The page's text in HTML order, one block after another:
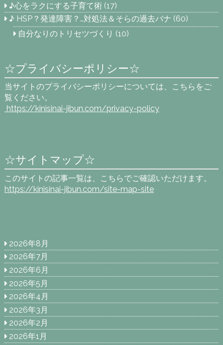
♪心をラクにする子育て術 (17)
♪ HSP？発達障害？…対処法＆そらの過去バナ (60)
自分なりのトリセツづくり (10)
☆プライバシーポリシー☆
当サイトのプライバシーポリシーについては、こちらをご
覧ください。
https://kinisinai-jibun.com/privacy-policy
☆サイトマップ☆
このサイトの記事一覧は、こちらでご確認いただけます。
https://kinisinai-jibun.com/site-map-site
2026年8月
2026年7月
2026年6月
2026年5月
2026年4月
2026年3月
2026年2月
2026年1月